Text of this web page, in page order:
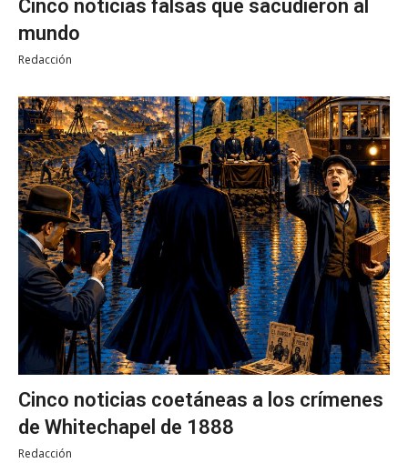
Cinco noticias falsas que sacudieron al
mundo
Redacción
Cinco noticias coetáneas a los crímenes
de Whitechapel de 1888
Redacción